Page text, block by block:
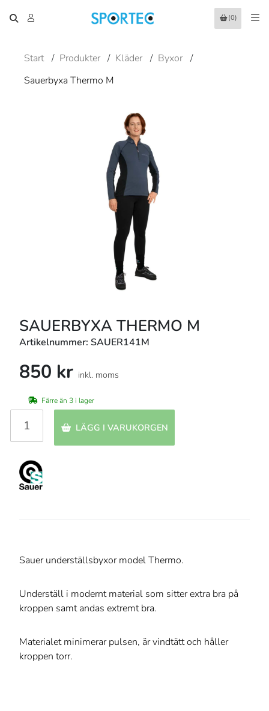
(0)
Start / Produkter / Kläder / Byxor /
Sauerbyxa Thermo M
SAUERBYXA THERMO M
Artikelnummer: SAUER141M
850 kr inkl. moms
Färre än 3 i lager
LÄGG I VARUKORGEN
Sauer underställsbyxor model Thermo.
Underställ i modernt material som sitter extra bra på
kroppen samt andas extremt bra.
Materialet minimerar pulsen, är vindtätt och håller
kroppen torr.